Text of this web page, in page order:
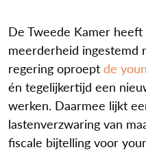
De Tweede Kamer
meerderheid ingestemd
regering oproept de
én tegelijkertijd een
werken. Daarmee lijkt
lastenverzwaring van
fiscale bijtelling voor